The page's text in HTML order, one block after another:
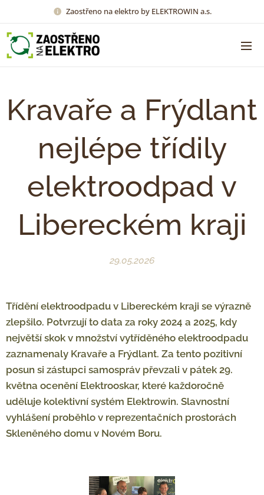
Zaostřeno na elektro by ELEKTROWIN a.s.
Kravaře a Frýdlant
nejlépe třídily
elektroodpad v
Libereckém kraji
29.05.2026
Třídění elektroodpadu v Libereckém kraji se výrazně
zlepšilo. Potvrzují to data za roky 2024 a 2025, kdy
největší skok v množství vytříděného elektroodpadu
zaznamenaly Kravaře a Frýdlant. Za tento pozitivní
posun si zástupci samospráv převzali v pátek 29.
května ocenění Elektrooskar, které každoročně
uděluje kolektivní systém Elektrowin. Slavnostní
vyhlášení proběhlo v reprezentačních prostorách
Skleněného domu v Novém Boru.